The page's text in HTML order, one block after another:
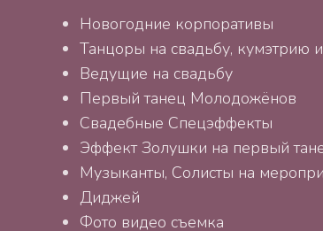
Новогодние корпоративы
Танцоры на свадьбу, кумэтрию
Ведущие на свадьбу
Первый танец Mолодожёнов
Свадебные Спецэффекты
Эффект Золушки на первый
Музыканты, Солисты на
Диджей
Фото видео съемка